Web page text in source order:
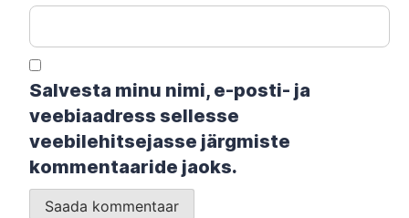
Salvesta minu nimi, e-posti- ja
veebiaadress sellesse
veebilehitsejasse järgmiste
kommentaaride jaoks.